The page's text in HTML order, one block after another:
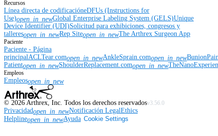
Recursos
Línea directa de codificacióneDFUs (Instructions for
Use)open_in_newGlobal Enterprise Labeling System (GELS)Unique
Device Identifier (UDI)Solicitud para exhibiciones, congresos y
talleresopen_in_newRep Siteopen_in_newThe Arthrex Surgeon App
Paciente
Paciente - Página
principal ACLTear.comopen_in_newAnkleSprain.comopen_in_new
Patientopen_in_newShoulderReplacement.comopen_in_new
Empleos
Empleosopen_in_new
© 2026 Arthrex, Inc. Todos los derechos reservadosv3.56.0
Privacidadopen_in_newNotificación LegalEthics
Helplineopen_in_newAyuda Cookie Settings